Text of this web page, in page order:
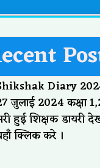
Diary
जुलाई 2024 कक्षा
हुई शिक्षक डायरी
क्लिक करे ।